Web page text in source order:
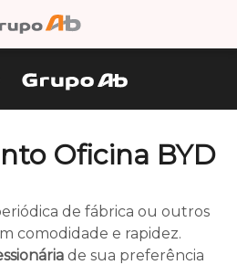
Oficina BYD
de fábrica ou outros
comodidade e rapidez.
de sua preferência